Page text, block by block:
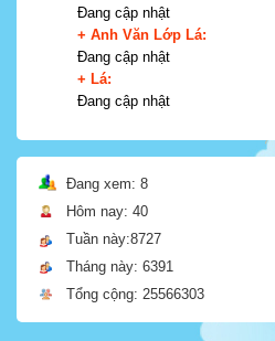
Đang cập nhật
+ Anh Văn Lớp Lá:
Đang cập nhật
+ Lá:
Đang cập nhật
Đang xem: 8
Hôm nay: 40
Tuần này:8727
Tháng này: 6391
Tổng cộng: 25566303